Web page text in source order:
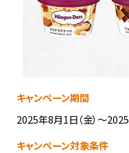
キャンペーン期間
2025年8月1日（金）～
キャンペーン対象条件